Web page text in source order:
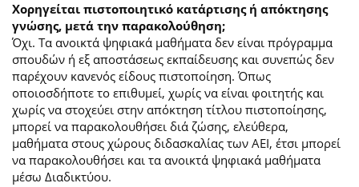
Χορηγείται πιστοποιητικό κατάρτισης ή απόκτησης
γνώσης, μετά την παρακολούθηση;
Όχι. Τα ανοικτά ψηφιακά μαθήματα δεν είναι πρόγραμμα
σπουδών ή εξ αποστάσεως εκπαίδευσης και συνεπώς δεν
παρέχουν κανενός είδους πιστοποίηση. Όπως
οποιοσδήποτε το επιθυμεί, χωρίς να είναι φοιτητής και
χωρίς να στοχεύει στην απόκτηση τίτλου πιστοποίησης,
μπορεί να παρακολουθήσει διά ζώσης, ελεύθερα,
μαθήματα στους χώρους διδασκαλίας των ΑΕΙ, έτσι μπορεί
να παρακολουθήσει και τα ανοικτά ψηφιακά μαθήματα
μέσω Διαδικτύου.